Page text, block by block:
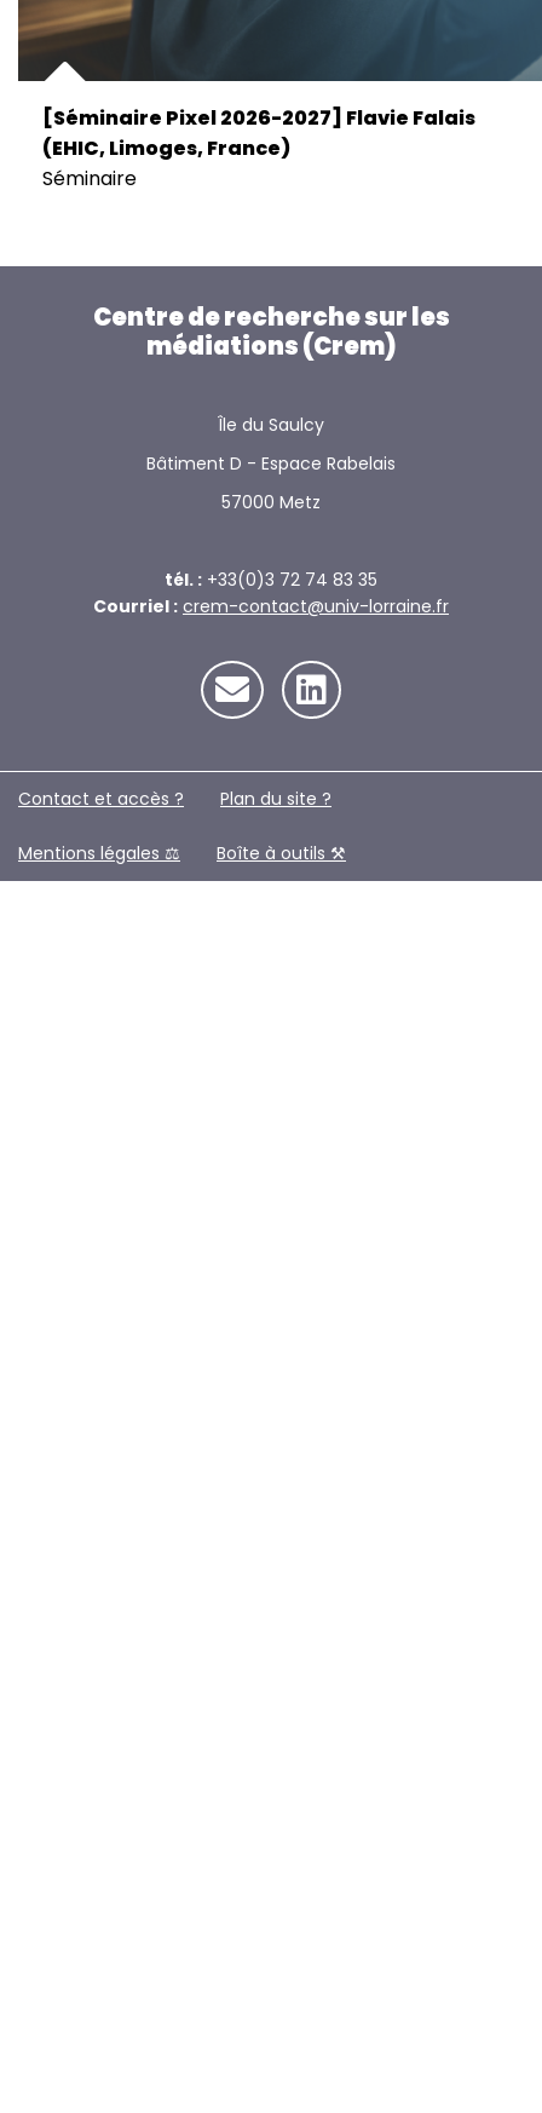
[Séminaire Pixel 2026-2027] Flavie Falais
(EHIC, Limoges, France)
Séminaire
Centre de recherche sur les
médiations (Crem)
Île du Saulcy
Bâtiment D - Espace Rabelais
57000 Metz
tél. : +33(0)3 72 74 83 35
Courriel : crem-contact@univ-lorraine.fr
Contact et accès ? Plan du site ?️
Mentions légales ⚖️ Boîte à outils ⚒️